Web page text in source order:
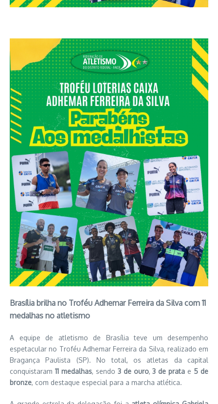
Brasília brilha no Troféu Adhemar Ferreira da Silva com 11
medalhas no atletismo
A equipe de atletismo de Brasília teve um desempenho
espetacular no Troféu Adhemar Ferreira da Silva, realizado em
Bragança Paulista (SP). No total, os atletas da capital
conquistaram 11 medalhas, sendo 3 de ouro,3 de prata e 5 de
bronze, com destaque especial para a marcha atlética.